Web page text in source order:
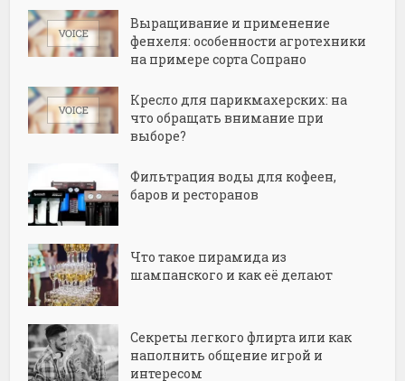
Выращивание и применение
фенхеля: особенности агротехники
на примере сорта Сопрано
Кресло для парикмахерских: на
что обращать внимание при
выборе?
Фильтрация воды для кофеен,
баров и ресторанов
Что такое пирамида из
шампанского и как её делают
Секреты легкого флирта или как
наполнить общение игрой и
интересом